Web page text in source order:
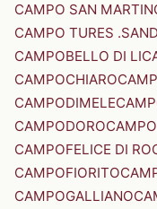
CAMPO SAN
CAMPO TURES
CAMPOBELLO DI
CAMPOCHIARO
CAMPODIMELE
CAMPODORO
CAMPOFELICE DI
CAMPOFIORITO
CAMPOGALLIANO